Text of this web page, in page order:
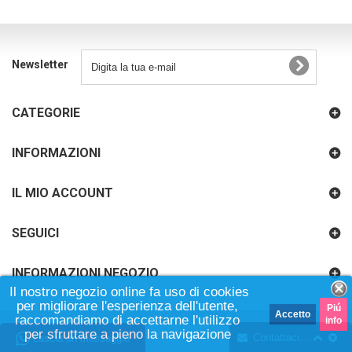
Il nostro negozio online fa uso di cookies
per migliorare l'esperienza dell'utente,
raccomandiamo di accettarne l'utilizzo
per sfruttare a pieno la navigazione
Accetto
Piú
info
Lascia un messaggio
Newsletter
CATEGORIE
INFORMAZIONI
IL MIO ACCOUNT
SEGUICI
INFORMAZIONI NEGOZIO